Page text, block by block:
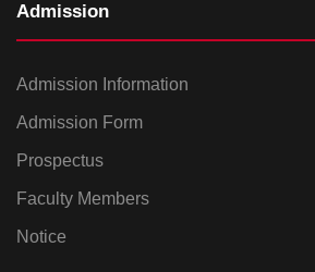
Admission
Admission Information
Admission Form
Prospectus
Faculty Members
Notice